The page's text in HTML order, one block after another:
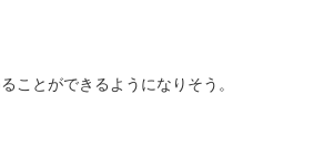
ことができるようになりそう。